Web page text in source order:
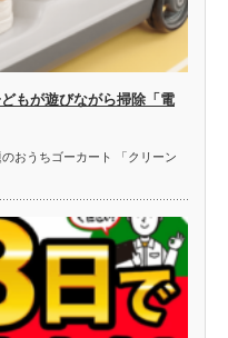
もが遊びながら掃除「電
おうちゴーカート 「クリーン